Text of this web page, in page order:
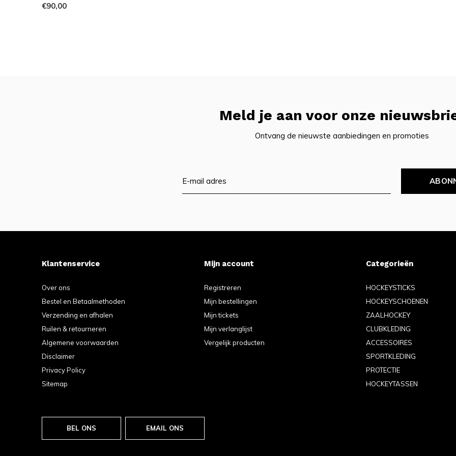
€90,00
Meld je aan voor onze
Ontvang de nieuwste aanbiedingen en promoties
Klantenservice
Over ons
Bestel en Betaalmethoden
Verzending en afhalen
Ruilen & retourneren
Algemene voorwaarden
Disclaimer
Privacy Policy
Sitemap
Mijn account
Registreren
Mijn bestellingen
Mijn tickets
Mijn verlanglijst
Vergelijk producten
Categorieën
HOCKEYSTICKS
HOCKEYSCHOENEN
ZAALHOCKEY
CLUBKLEDING
ACCESSOIRES
SPORTKLEDING
PROTECTIE
HOCKEYTASSEN
BEL ONS EMAIL ONS